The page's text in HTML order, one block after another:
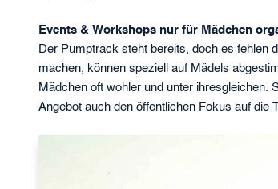
Events & Workshops nur für Mädchen
Der Pumptrack steht bereits, doch es fehlen
machen, können speziell auf Mädels
Mädchen oft wohler und unter ihresgleichen.
Angebot auch den öffentlichen Fokus auf die